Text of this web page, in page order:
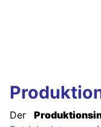
Der